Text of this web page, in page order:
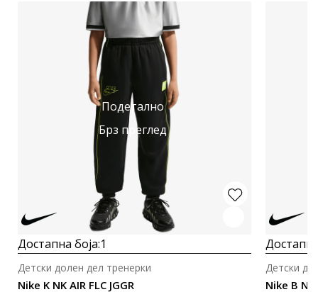
Подетално
Брз преглед
Достапна боја:1
Nike K NK AIR FLC JGGR
Детски долен дел тренерки
Nike B NP
Детски